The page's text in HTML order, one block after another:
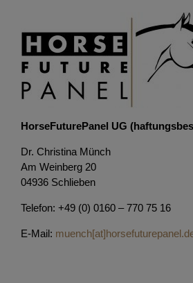
HorseFuturePanel UG
Dr. Christina Münch
Am Weinberg 20
04936 Schlieben
Telefon: +49 (0) 0160 – 770 75 16
E-Mail: